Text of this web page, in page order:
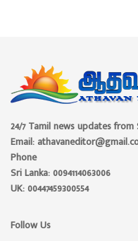
24/7 Tamil news updates from
Email:
Phone
Sri Lanka: 0094114063006
UK: 00447459300554
Follow Us